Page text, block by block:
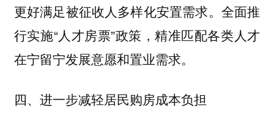
更好满足被征收人多样化安置需求。全面推
行实施“人才房票”政策，精准匹配各类人才
在宁留宁发展意愿和置业需求。
四、进一步减轻居民购房成本负担